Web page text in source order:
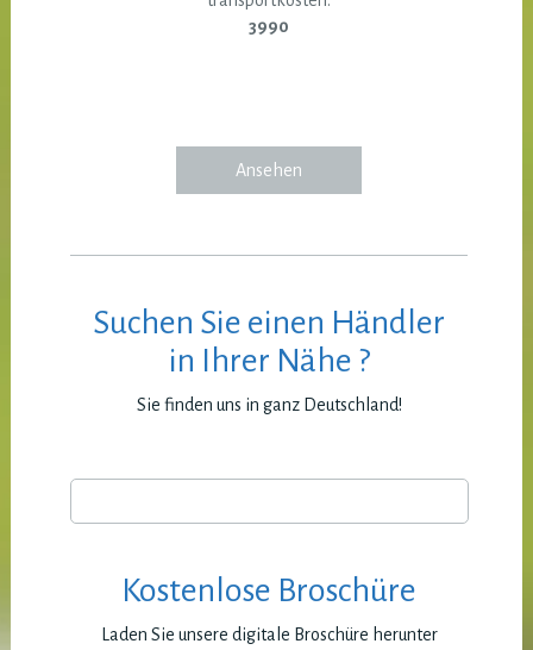
3990
Ansehen
Suchen Sie einen Händler
in Ihrer Nähe ?
Sie finden uns in ganz Deutschland!
Kostenlose Broschüre
Laden Sie unsere digitale Broschüre herunter